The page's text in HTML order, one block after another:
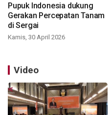
Pupuk Indonesia dukung
Gerakan Percepatan Tanam
di Sergai
Kamis, 30 April 2026
Video